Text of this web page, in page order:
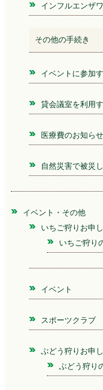
インフルエンザ
その他の手続き
イベントに参加
貸会議室を利用
医療費のお知らせ
自然災害で被災
イベント・その他
いちご狩りお申
いちご狩り
イベント
スポーツクラブ
ぶどう狩りお申
ぶどう狩り